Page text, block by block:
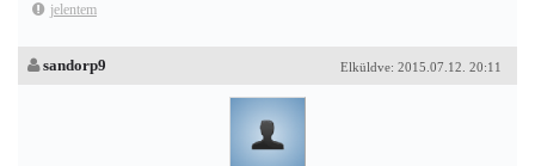
jelentem
Elküldve: 2015.07.12. 20:11
sandorp9